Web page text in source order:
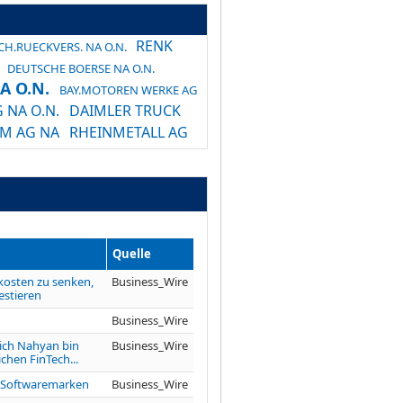
NA O.N. RENK
DEUTSCHE BOERSE NA O.N.
O.N. BAY.MOTOREN WERKE AG
NA O.N. DAIMLER TRUCK
AG NA RHEINMETALL AG
SIEMENS AG NA O.N.
Quelle
zu senken,
Business_Wire
Business_Wire
Nahyan bin
FinTech...
Business_Wire
Business_Wire